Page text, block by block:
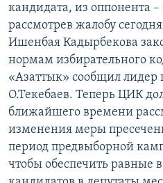
АЗАТТЫК+
ЫҢГАЙСЫЗ СУРООЛОР
ЭЕ/АРнун бардык
кандидата, из оппонента
рассмотрев жалобу
Ишенбая Кадырбекова
нормам избирательного
«Азаттык» сообщил
О.Текебаев. Теперь ЦИК
ближайшего времени
изменения меры
период предвыборной
чтобы обеспечить равные